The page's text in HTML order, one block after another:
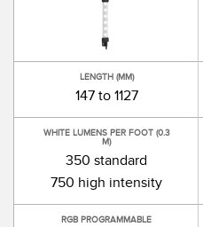
LENGTH (MM)
147 to 1127
WHITE LUMENS PER FOOT (0.3
M)
350 standard
750 high intensity
RGB PROGRAMMABLE